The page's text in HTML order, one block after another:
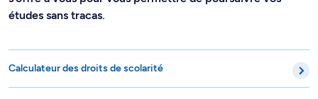
études sans tracas.
Calculateur des droits de scolarité